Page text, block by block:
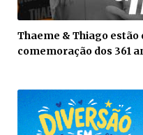
Thaeme & Thiago
comemoração dos 361